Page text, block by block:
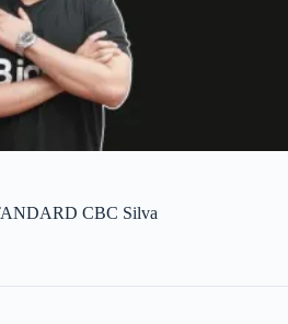
CBC Silva